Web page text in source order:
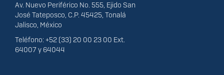
Av. Nuevo Periférico No. 555, Ejido San
José Tateposco, C.P. 45425, Tonalá
Jalisco, México
Teléfono: +52 (33) 20 00 23 00 Ext.
64007 y 64044